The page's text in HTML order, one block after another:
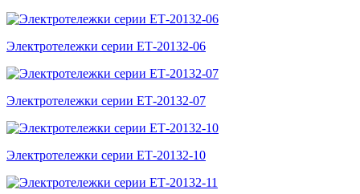
Электротележки серии ЕТ-20132-06
Электротележки серии ЕТ-20132-07
Электротележки серии ЕТ-20132-10